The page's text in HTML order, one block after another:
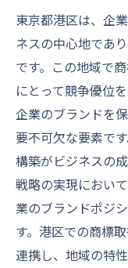
び方
商標登録
スムーズ
港区で商
の選定
商標登録
選び方
弁理士と
港区での
東京都港区は、企
ネスの中心地であ
です。この地域で
にとって競争優位
企業のブランドを
要不可欠な要素で
構築がビジネスの
戦略の実現におい
業のブランドポジ
す。港区での商標
連携し、地域の特